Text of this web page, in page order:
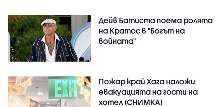
Дейв Батиста поема ролята
на Кратос в "Богът на
войната"
Пожар край Хага наложи
евакуацията на гости на
хотел (СНИМКА)